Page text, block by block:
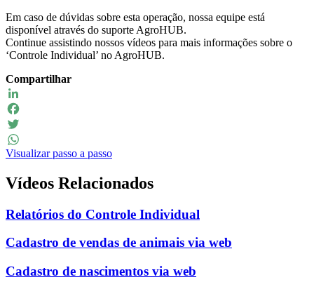
Em caso de dúvidas sobre esta operação, nossa equipe está
disponível através do suporte AgroHUB.
Continue assistindo nossos vídeos para mais informações sobre o
‘Controle Individual’ no AgroHUB.
Compartilhar
LinkedIn
Facebook
Twitter
WhatsApp
Visualizar passo a passo
Vídeos Relacionados
Relatórios do Controle Individual
Cadastro de vendas de animais via web
Cadastro de nascimentos via web